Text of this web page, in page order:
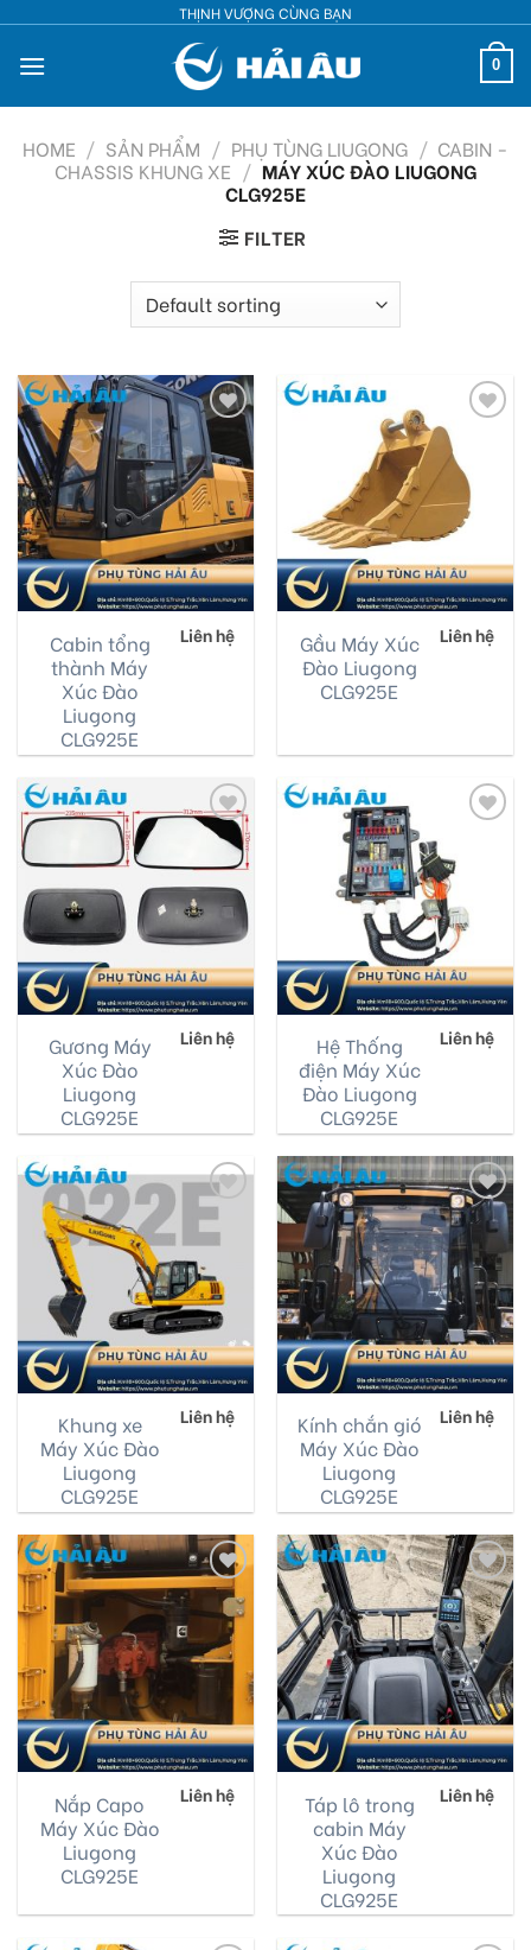
content
THỊNH VƯỢNG CÙNG BẠN
0
HOME / SẢN PHẨM / PHỤ TÙNG LIUGONG / CABIN -
CHASSIS KHUNG XE / MÁY XÚC ĐÀO LIUGONG
CLG925E
FILTER
to
wishlist
Cabin tổng
thành Máy
Xúc Đào
Liugong
CLG925E
Liên hệ
wishlist
Gầu Máy Xúc
Đào Liugong
CLG925E
Liên hệ
Add
wishlist
Gương Máy
Xúc Đào
Liugong
CLG925E
Liên hệ
wishlist
Hệ Thống
điện Máy Xúc
Đào Liugong
CLG925E
Liên hệ
Add
to
wishlist
Khung xe
Máy Xúc Đào
Liugong
CLG925E
Liên hệ
Add
wishlist
Kính chắn gió
Máy Xúc Đào
Liugong
CLG925E
Liên hệ
Add
to
wishlist
Nắp Capo
Máy Xúc Đào
Liugong
CLG925E
Liên hệ
Add
to
wishlist
Táp lô trong
cabin Máy
Xúc Đào
Liugong
CLG925E
Liên hệ